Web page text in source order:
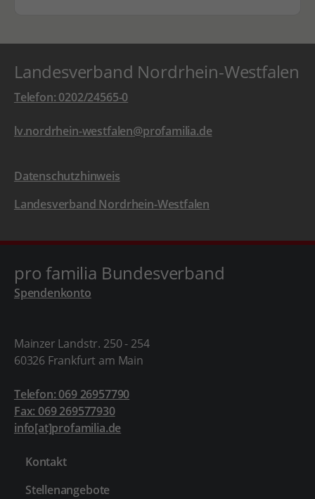
Landesverband Nordrhein-Westfalen
Telefon: 0202/24565-0
lv.nordrhein-westfalen@profamilia.de
Datenschutzhinweis
Landesverband Nordrhein-Westfalen
pro familia Bundesverband
Spendenkonto
Mainzer Landstr. 250 - 254
60326 Frankfurt am Main
Telefon: 069 26957790
Fax: 069 269577930
info[at]profamilia.de
Kontakt
Stellenangebote